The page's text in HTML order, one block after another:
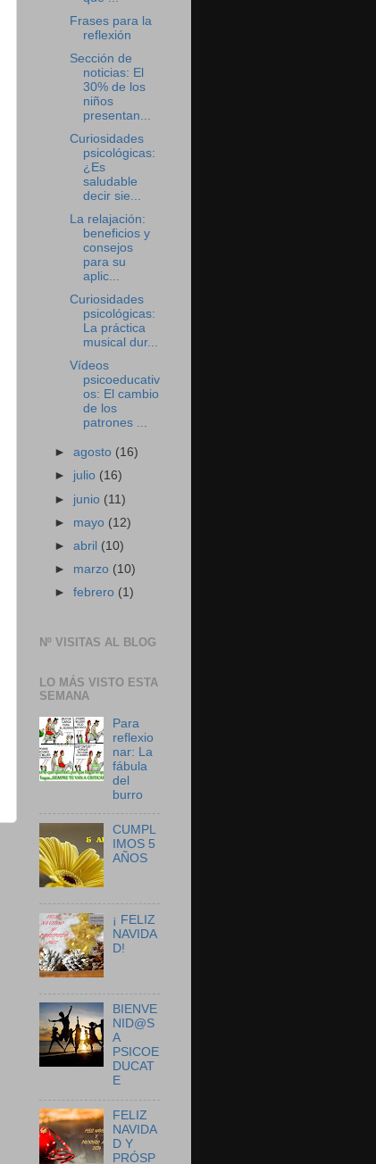
Frases para la
reflexión
Sección de
noticias: El
30% de los
niños
presentan...
Curiosidades
psicológicas:
¿Es
saludable
decir sie...
La relajación:
beneficios y
consejos
para su
aplic...
Curiosidades
psicológicas:
La práctica
musical dur...
Vídeos
psicoeducativ
os: El cambio
de los
patrones ...
►agosto (16)
► julio (16)
► junio (11)
► mayo (12)
►abril (10)
► marzo (10)
►febrero (1)
Nº VISITAS AL BLOG
LO MÁS VISTO ESTA
SEMANA
Para
reflexio
nar: La
fábula
del
burro
CUMPL
IMOS 5
AÑOS
¡ FELIZ
NAVIDA
D!
BIENVE
NID@S
A
PSICOE
DUCAT
E
FELIZ
NAVIDA
D Y
PRÓSP